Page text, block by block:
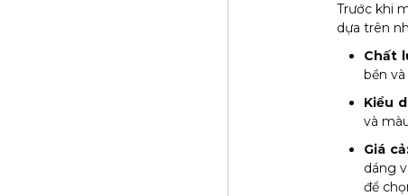
Trước khi
dựa trên
Chất
bền
Kiểu
và
Giá
dáng
để